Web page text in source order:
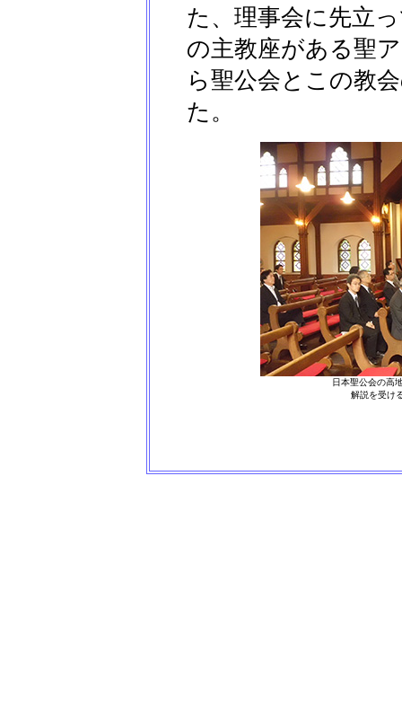
た、理事会に先立
の主教座がある聖
ら聖公会とこの教
た。
日本聖公会の高
解説を受け